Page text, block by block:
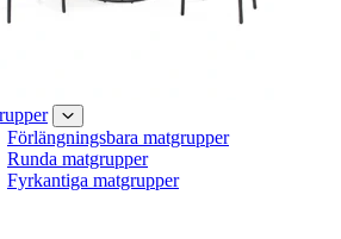
Förlängningsbara matgrupper
Runda matgrupper
Fyrkantiga matgrupper